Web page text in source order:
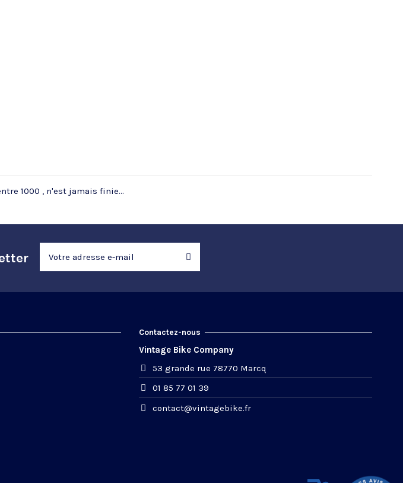
1000 , n'est jamais finie...
Contactez-nous
Vintage Bike Company
53 grande rue 78770 Marcq
01 85 77 01 39
contact@vintagebike.fr